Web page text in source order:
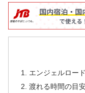
エンジェルロー
渡れる時間の目